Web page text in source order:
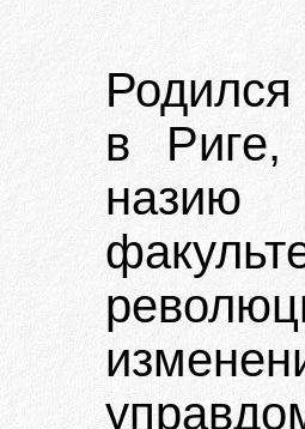
в Риге,
назию